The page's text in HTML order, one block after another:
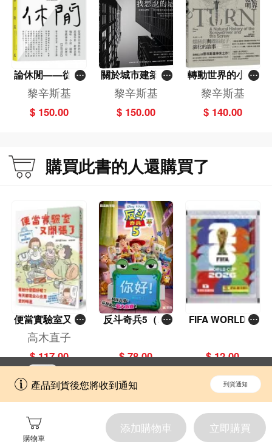
產品到貨後您將收到通知 到貨通知
購物車
添加購物車 立即購買
論休閒——從閒
閒沒事幹到比上
班還勞累，啟發
消費咖啡、小
（增訂版收錄秀
拉名畫書衣大海
黎辛斯基
$ 150.00
關於城市建築，
我想說的是……
建築思想家黎辛
斯基的城市再思
黎辛斯基
$ 150.00
轉動世界的小發
明──螺絲釘與
螺絲起子演化的
故事（增訂中文
黎辛斯基
$ 140.00
購買此書的人還購買了
便當實驗室又開
張了——日日和
特別日的菜單挑
戰記
高木直子
$ 117.00
反斗奇兵5（圖
$ 78.00
FIFA WORLD C
包）
$ 12.00
擁抱更全面的購物和文化體驗。
開啟